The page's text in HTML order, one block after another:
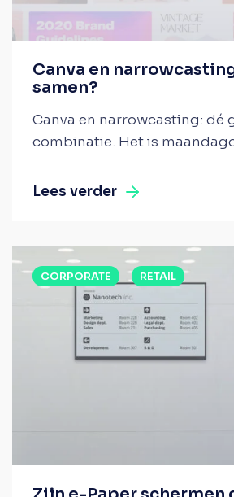
Canva en
samen?
Canva en narrowcasting: dé
combinatie. Het is
Lees verder
CORPORATE RETAIL